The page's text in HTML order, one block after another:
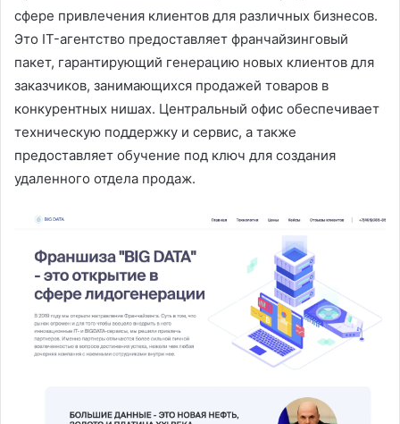
сфере привлечения клиентов для различных бизнесов.
Это IT-агентство предоставляет франчайзинговый
пакет, гарантирующий генерацию новых клиентов для
заказчиков, занимающихся продажей товаров в
конкурентных нишах. Центральный офис обеспечивает
техническую поддержку и сервис, а также
предоставляет обучение под ключ для создания
удаленного отдела продаж.